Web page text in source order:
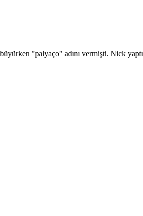
"palyaço" adını vermişti. Nick yaptı